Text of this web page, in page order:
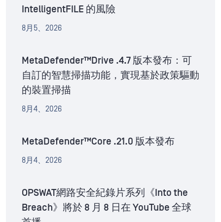
IntelligentFILE 的風險
8月5、2026
MetaDefender™Drive .4.7 版本發布：可
自訂的智慧掃描功能，實現基於政策驅動
的裝置掃描
8月4、2026
MetaDefender™Core .21.0 版本發布
8月4、2026
OPSWAT網路安全紀錄片系列《Into the
Breach》將於 8 月 8 日在 YouTube 全球